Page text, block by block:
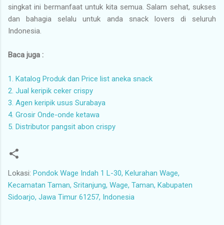
singkat ini bermanfaat untuk kita semua. Salam sehat, sukses
dan bahagia selalu untuk anda snack lovers di seluruh
Indonesia.
Baca juga :
1. Katalog Produk dan Price list aneka snack
2. Jual keripik ceker crispy
3. Agen keripik usus Surabaya
4. Grosir Onde-onde ketawa
5. Distributor pangsit abon crispy
Lokasi: Pondok Wage Indah 1 L-30, Kelurahan Wage,
Kecamatan Taman, Sritanjung, Wage, Taman, Kabupaten
Sidoarjo, Jawa Timur 61257, Indonesia